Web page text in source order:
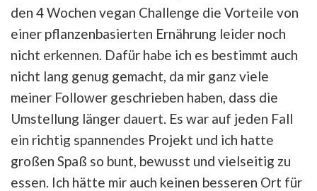
den 4 Wochen vegan Challenge die Vorteile von
einer pflanzenbasierten Ernährung leider noch
nicht erkennen. Dafür habe ich es bestimmt auch
nicht lang genug gemacht, da mir ganz viele
meiner Follower geschrieben haben, dass die
Umstellung länger dauert. Es war auf jeden Fall
ein richtig spannendes Projekt und ich hatte
großen Spaß so bunt, bewusst und vielseitig zu
essen. Ich hätte mir auch keinen besseren Ort für